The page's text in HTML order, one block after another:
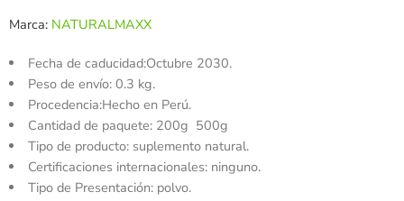
Marca: NATURALMAXX
Fecha de caducidad:Octubre 2030.
Peso de envío: 0.3 kg.
Procedencia:Hecho en Perú.
Cantidad de paquete: 200g 500g
Tipo de producto: suplemento natural.
Certificaciones internacionales: ninguno.
Tipo de Presentación: polvo.